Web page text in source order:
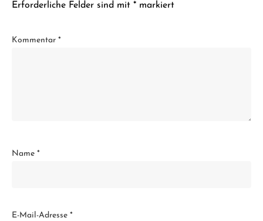
Erforderliche Felder sind mit * markiert
Kommentar *
Name *
E-Mail-Adresse *